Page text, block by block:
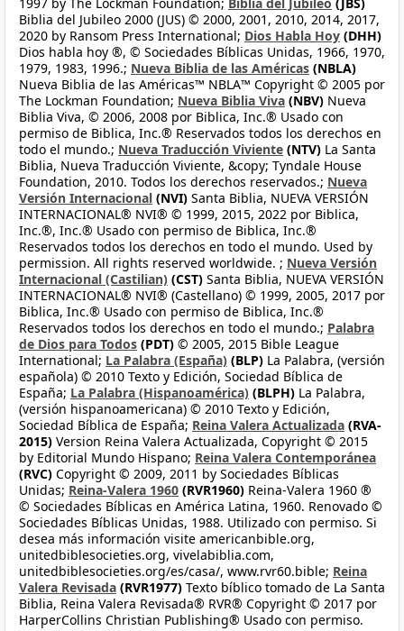
Biblia del Jubileo 2000 (JUS) © 2000, 2001, 2010, 2014, 2017,
2020 by Ransom Press International; Dios Habla Hoy (DHH)
Dios habla hoy ®, © Sociedades Bíblicas Unidas, 1966, 1970,
1979, 1983, 1996.; Nueva Biblia de las Américas (NBLA)
Nueva Biblia de las Américas™ NBLA™ Copyright © 2005 por
The Lockman Foundation; Nueva Biblia Viva (NBV) Nueva
Biblia Viva, © 2006, 2008 por Biblica, Inc.® Usado con
permiso de Biblica, Inc.® Reservados todos los derechos en
todo el mundo.; Nueva Traducción Viviente (NTV) La Santa
Biblia, Nueva Traducción Viviente, &copy; Tyndale House
Foundation, 2010. Todos los derechos reservados.; Nueva
Versión Internacional (NVI) Santa Biblia, NUEVA VERSIÓN
INTERNACIONAL® NVI® © 1999, 2015, 2022 por Biblica,
Inc.®, Inc.® Usado con permiso de Biblica, Inc.®
Reservados todos los derechos en todo el mundo. Used by
permission. All rights reserved worldwide. ; Nueva Versión
Internacional (Castilian) (CST) Santa Biblia, NUEVA VERSIÓN
INTERNACIONAL® NVI® (Castellano) © 1999, 2005, 2017 por
Biblica, Inc.® Usado con permiso de Biblica, Inc.®
Reservados todos los derechos en todo el mundo.; Palabra
de Dios para Todos (PDT) © 2005, 2015 Bible League
International; La Palabra (España) (BLP) La Palabra, (versión
española) © 2010 Texto y Edición, Sociedad Bíblica de
España; La Palabra (Hispanoamérica) (BLPH) La Palabra,
(versión hispanoamericana) © 2010 Texto y Edición,
Sociedad Bíblica de España; Reina Valera Actualizada (RVA-
2015) Version Reina Valera Actualizada, Copyright © 2015
by Editorial Mundo Hispano; Reina Valera Contemporánea
(RVC) Copyright © 2009, 2011 by Sociedades Bíblicas
Unidas; Reina-Valera 1960 (RVR1960) Reina-Valera 1960 ®
© Sociedades Bíblicas en América Latina, 1960. Renovado ©
Sociedades Bíblicas Unidas, 1988. Utilizado con permiso. Si
desea más información visite americanbible.org,
unitedbiblesocieties.org, vivelabiblia.com,
unitedbiblesocieties.org/es/casa/, www.rvr60.bible; Reina
Valera Revisada (RVR1977) Texto bíblico tomado de La Santa
Biblia, Reina Valera Revisada® RVR® Copyright © 2017 por
HarperCollins Christian Publishing® Usado con permiso.